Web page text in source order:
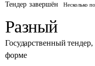
Тендер завершён Несколько
Разный
Государственный тендер,
форме